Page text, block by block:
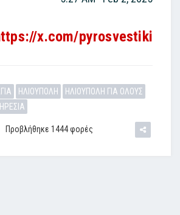
x.com/pyrosvestiki
ΗΛΙΟΥΠΟΛΗ
ΗΛΙΟΥΠΟΛΗ ΓΙΑ ΟΛΟΥΣ
Προβλήθηκε 1444 φορές